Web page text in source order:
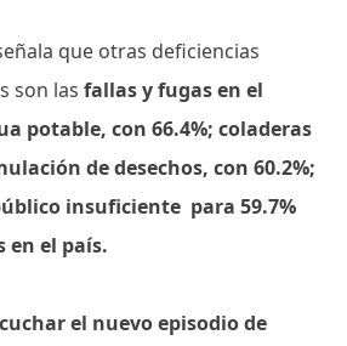
que otras deficiencias
son las fallas y fugas en el
potable, con 66.4%; coladeras
de desechos, con 60.2%;
insuficiente para 59.7%
en el país.
el nuevo episodio de